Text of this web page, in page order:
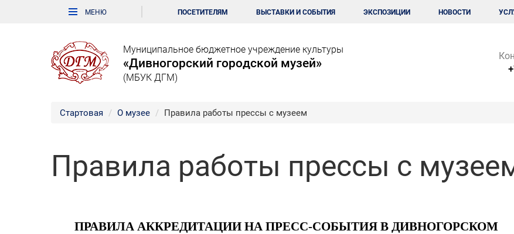
ПОСЕТИТЕЛЯМ ВЫСТАВКИ И СОБЫТИЯ ЭКСПОЗИЦИИ НОВОСТИ
Муниципальное бюджетное учреждение культуры
«Дивногорский городской музей»
(МБУК ДГМ)
Стартовая О музее Правила работы прессы с музеем
Правила работы прессы с
ПРАВИЛА АККРЕДИТАЦИИ НА ПРЕСС-СОБЫТИЯ В ДИВНОГОРСКОМ